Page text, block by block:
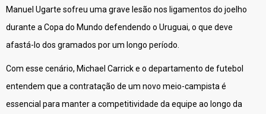
Manuel Ugarte sofreu uma grave lesão nos ligamentos do joelho
durante a Copa do Mundo defendendo o Uruguai, o que deve
afastá-lo dos gramados por um longo período.
Com esse cenário, Michael Carrick e o departamento de futebol
entendem que a contratação de um novo meio-campista é
essencial para manter a competitividade da equipe ao longo da